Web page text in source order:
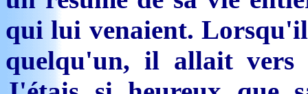
qui lui venaient.
quelqu'un, il allait